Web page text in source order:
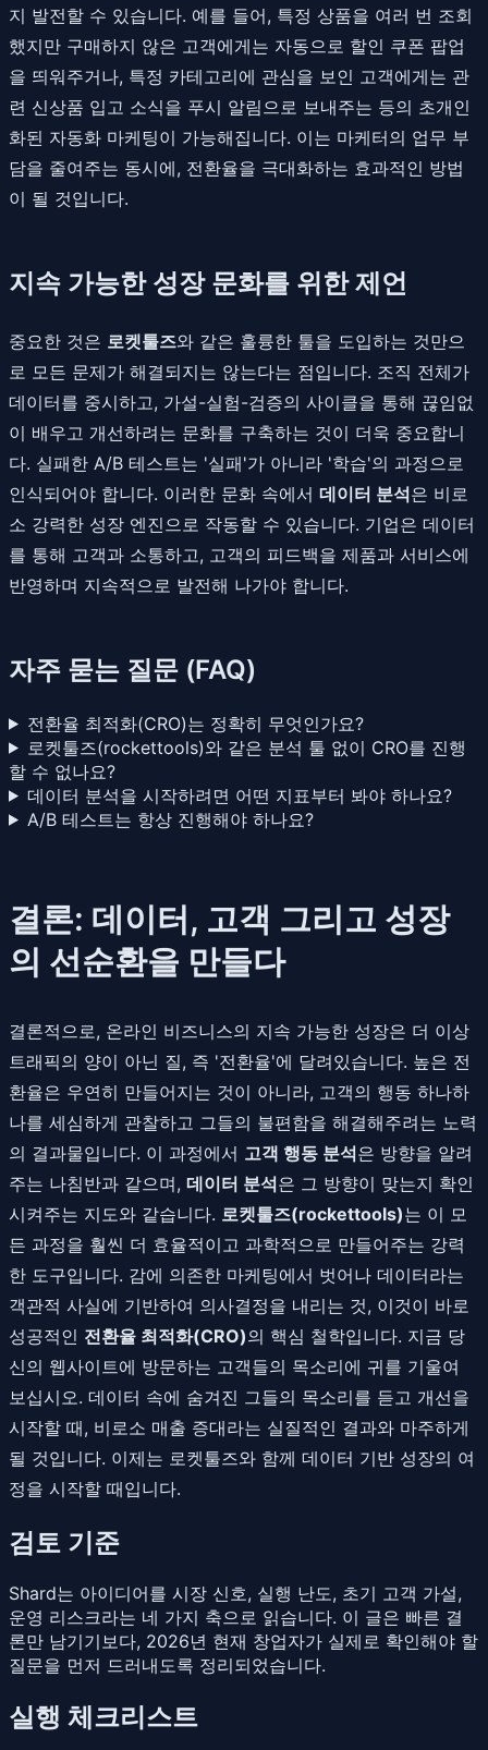
지 발전할 수 있습니다. 예를 들어, 특정 상품을 여러 번 조회
했지만 구매하지 않은 고객에게는 자동으로 할인 쿠폰 팝업
을 띄워주거나, 특정 카테고리에 관심을 보인 고객에게는 관
련 신상품 입고 소식을 푸시 알림으로 보내주는 등의 초개인
화된 자동화 마케팅이 가능해집니다. 이는 마케터의 업무 부
담을 줄여주는 동시에, 전환율을 극대화하는 효과적인 방법
이 될 것입니다.
지속 가능한 성장 문화를 위한 제언
중요한 것은 로켓툴즈와 같은 훌륭한 툴을 도입하는 것만으
로 모든 문제가 해결되지는 않는다는 점입니다. 조직 전체가
데이터를 중시하고, 가설-실험-검증의 사이클을 통해 끊임없
이 배우고 개선하려는 문화를 구축하는 것이 더욱 중요합니
다. 실패한 A/B 테스트는 '실패'가 아니라 '학습'의 과정으로
인식되어야 합니다. 이러한 문화 속에서 데이터 분석은 비로
소 강력한 성장 엔진으로 작동할 수 있습니다. 기업은 데이터
를 통해 고객과 소통하고, 고객의 피드백을 제품과 서비스에
반영하며 지속적으로 발전해 나가야 합니다.
자주 묻는 질문 (FAQ)
전환율 최적화(CRO)는 정확히 무엇인가요?
로켓툴즈(rockettools)와 같은 분석 툴 없이 CRO를 진행
할 수 없나요?
데이터 분석을 시작하려면 어떤 지표부터 봐야 하나요?
A/B 테스트는 항상 진행해야 하나요?
결론: 데이터, 고객 그리고 성장
의 선순환을 만들다
결론적으로, 온라인 비즈니스의 지속 가능한 성장은 더 이상
트래픽의 양이 아닌 질, 즉 '전환율'에 달려있습니다. 높은 전
환율은 우연히 만들어지는 것이 아니라, 고객의 행동 하나하
나를 세심하게 관찰하고 그들의 불편함을 해결해주려는 노력
의 결과물입니다. 이 과정에서 고객 행동 분석은 방향을 알려
주는 나침반과 같으며, 데이터 분석은 그 방향이 맞는지 확인
시켜주는 지도와 같습니다. 로켓툴즈(rockettools)는 이 모
든 과정을 훨씬 더 효율적이고 과학적으로 만들어주는 강력
한 도구입니다. 감에 의존한 마케팅에서 벗어나 데이터라는
객관적 사실에 기반하여 의사결정을 내리는 것, 이것이 바로
성공적인 전환율 최적화(CRO)의 핵심 철학입니다. 지금 당
신의 웹사이트에 방문하는 고객들의 목소리에 귀를 기울여
보십시오. 데이터 속에 숨겨진 그들의 목소리를 듣고 개선을
시작할 때, 비로소 매출 증대라는 실질적인 결과와 마주하게
될 것입니다. 이제는 로켓툴즈와 함께 데이터 기반 성장의 여
정을 시작할 때입니다.
검토 기준
Shard는 아이디어를 시장 신호, 실행 난도, 초기 고객 가설,
운영 리스크라는 네 가지 축으로 읽습니다. 이 글은 빠른 결
론만 남기기보다, 2026년 현재 창업자가 실제로 확인해야 할
질문을 먼저 드러내도록 정리되었습니다.
실행 체크리스트